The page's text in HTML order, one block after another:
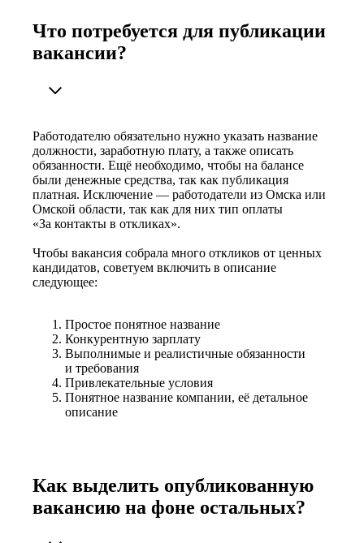
Что потребуется для публикации
вакансии?
Работодателю обязательно нужно указать название
должности, заработную плату, а также описать
обязанности. Ещё необходимо, чтобы на балансе
были денежные средства, так как публикация
платная. Исключение — работодатели из Омска или
Омской области, так как для них тип оплаты
«За контакты в откликах».
Чтобы вакансия собрала много откликов от ценных
кандидатов, советуем включить в описание
следующее:
Простое понятное название
Конкурентную зарплату
Выполнимые и реалистичные обязанности
и требования
Привлекательные условия
Понятное название компании, её детальное
описание
Как выделить опубликованную
вакансию на фоне остальных?